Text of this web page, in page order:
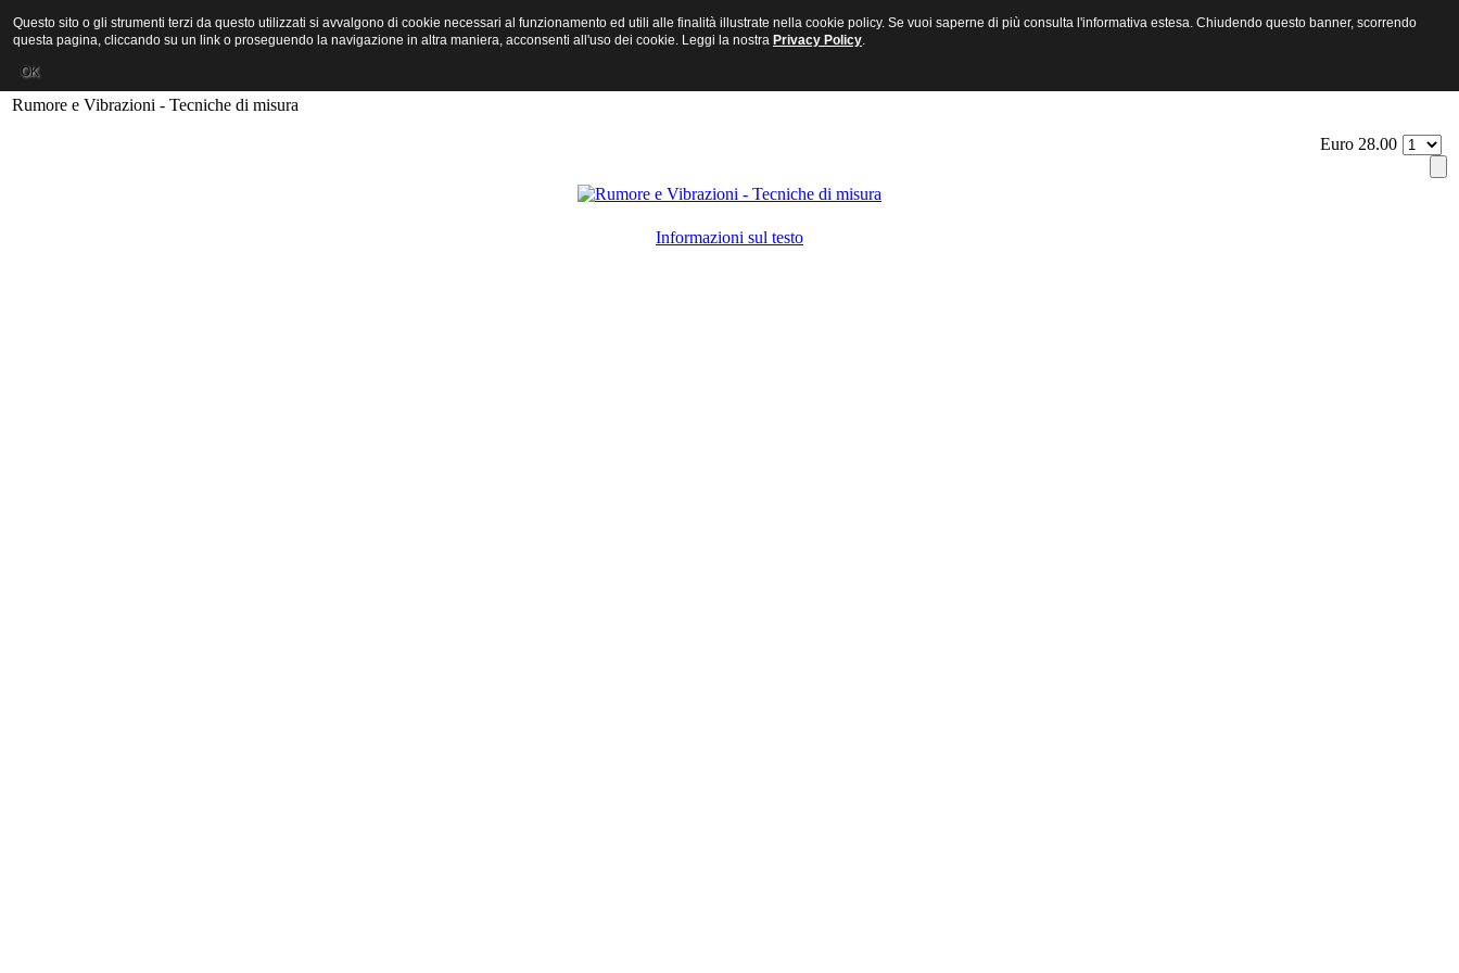
Stampa
Rumore e Vibrazioni - Tecniche di misura
Euro 28.00
Informazioni sul testo
Questo sito o gli strumenti terzi da questo utilizzati si avvalgono di cookie necessari al funzionamento ed utili alle finalità illustrate nella cookie policy. Se vuoi saperne di più consulta l'informativa estesa. Chiudendo questo banner, scorrendo
questa pagina, cliccando su un link o proseguendo la navigazione in altra maniera, acconsenti all'uso dei cookie. Leggi la nostra Privacy Policy.
OK